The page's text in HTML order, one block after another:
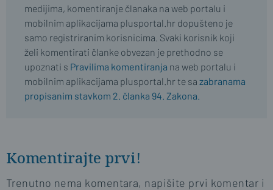
medijima, komentiranje članaka na web portalu i
mobilnim aplikacijama plusportal.hr dopušteno je
samo registriranim korisnicima. Svaki korisnik koji
želi komentirati članke obvezan je prethodno se
upoznati s Pravilima komentiranja na web portalu i
mobilnim aplikacijama plusportal.hr te sa zabranama
propisanim stavkom 2. članka 94. Zakona.
Komentirajte prvi!
Trenutno nema komentara, napišite prvi komentar i